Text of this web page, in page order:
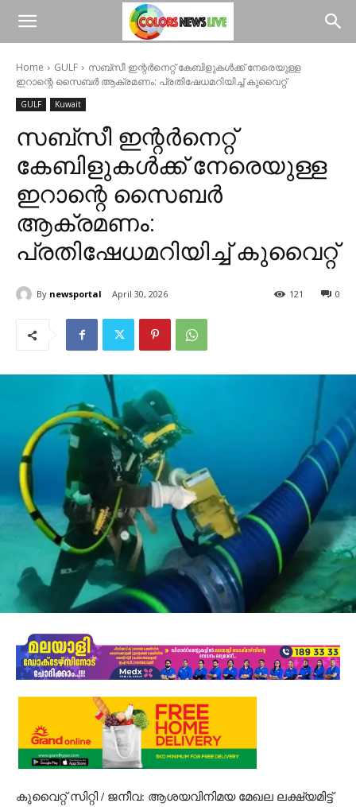
Home GULF
സബ്സീ ഇന്റർനെറ്റ് കേബിളുകൾക്ക് നേരെയുള്ള
ഇറാന്റെ സൈബർ ആക്രമണം: പ്രതിഷേധമറിയിച്ച് കുവൈറ്റ്
GULF Kuwait
സബ്സീ ഇന്റർനെറ്റ്
കേബിളുകൾക്ക് നേരെയുള്ള
ഇറാന്റെ സൈബർ
ആക്രമണം:
പ്രതിഷേധമറിയിച്ച് കുവൈറ്റ്
By newsportal April 30, 2026 0
121
കുവൈറ്റ് സിറ്റി / ജനീവ: ആശയവിനിമയ മേഖല ലക്ഷ്യമിട്ട്